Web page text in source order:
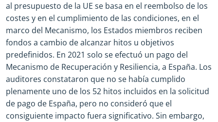
al presupuesto de la UE se basa en el reembolso de los
costes y en el cumplimiento de las condiciones, en el
marco del Mecanismo, los Estados miembros reciben
fondos a cambio de alcanzar hitos u objetivos
predefinidos. En 2021 solo se efectuó un pago del
Mecanismo de Recuperación y Resiliencia, a España. Los
auditores constataron que no se había cumplido
plenamente uno de los 52 hitos incluidos en la solicitud
de pago de España, pero no consideró que el
consiguiente impacto fuera significativo. Sin embargo,